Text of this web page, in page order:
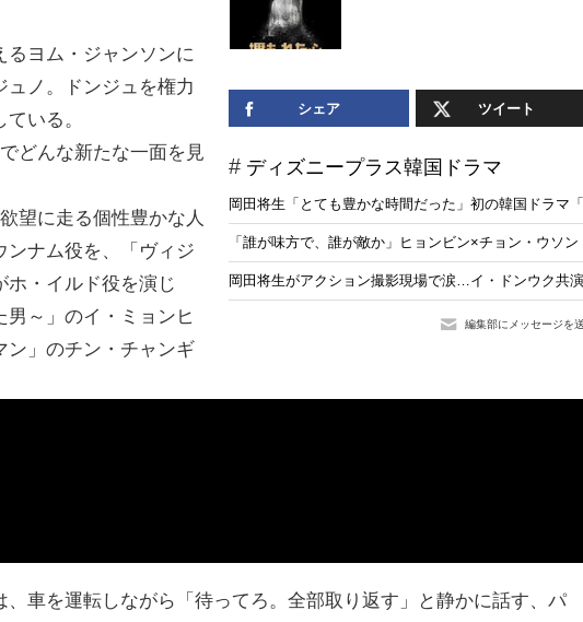
シェア ツイート
ディズニープラス韓国ドラマ
岡田将生「とても豊かな時間だった」初の韓国ドラマ
「誰が味方で、誰が敵か」ヒョンビン×チョン・ウソ
岡田将生がアクション撮影現場で涙…イ・ドンウク共
編集部にメッセージを
るヨム・ジャンソンに
ュノ。ドンジュを権力
いる。
どんな新たな一面を見
望に走る個性豊かな人
ンナム役を、「ヴィジ
ホ・イルド役を演じ
～」のイ・ミョンヒ
ン」のチン・チャンギ
車を運転しながら「待ってろ。全部取り返す」と静かに話す、パ